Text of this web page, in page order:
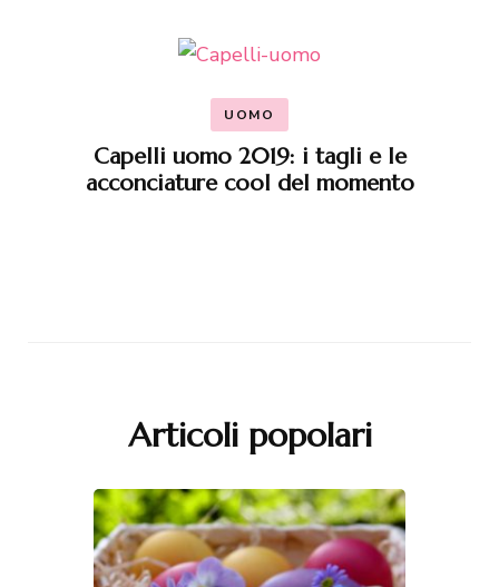
UOMO
Capelli uomo 2019: i tagli e le
acconciature cool del momento
Articoli popolari